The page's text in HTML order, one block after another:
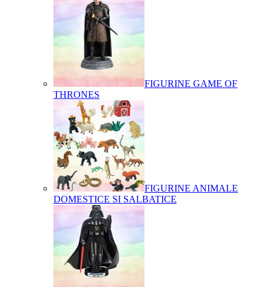
FIGURINE GAME OF
THRONES
FIGURINE ANIMALE
DOMESTICE SI SALBATICE